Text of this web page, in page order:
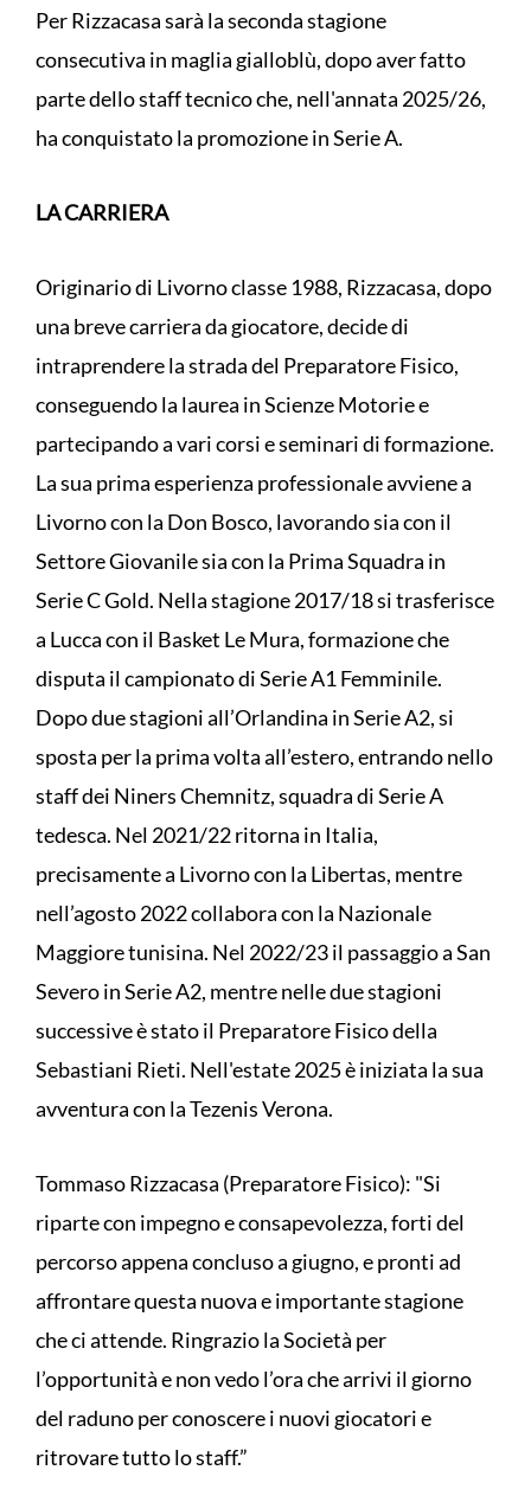
Per Rizzacasa sarà la seconda stagione
consecutiva in maglia gialloblù, dopo aver fatto
parte dello staff tecnico che, nell'annata 2025/26,
ha conquistato la promozione in Serie A.
LA CARRIERA
Originario di Livorno classe 1988, Rizzacasa, dopo
una breve carriera da giocatore, decide di
intraprendere la strada del Preparatore Fisico,
conseguendo la laurea in Scienze Motorie e
partecipando a vari corsi e seminari di formazione.
La sua prima esperienza professionale avviene a
Livorno con la Don Bosco, lavorando sia con il
Settore Giovanile sia con la Prima Squadra in
Serie C Gold. Nella stagione 2017/18 si trasferisce
a Lucca con il Basket Le Mura, formazione che
disputa il campionato di Serie A1 Femminile.
Dopo due stagioni all’Orlandina in Serie A2, si
sposta per la prima volta all’estero, entrando nello
staff dei Niners Chemnitz, squadra di Serie A
tedesca. Nel 2021/22 ritorna in Italia,
precisamente a Livorno con la Libertas, mentre
nell’agosto 2022 collabora con la Nazionale
Maggiore tunisina. Nel 2022/23 il passaggio a San
Severo in Serie A2, mentre nelle due stagioni
successive è stato il Preparatore Fisico della
Sebastiani Rieti. Nell'estate 2025 è iniziata la sua
avventura con la Tezenis Verona.
Tommaso Rizzacasa (Preparatore Fisico): "Si
riparte con impegno e consapevolezza, forti del
percorso appena concluso a giugno, e pronti ad
affrontare questa nuova e importante stagione
che ci attende. Ringrazio la Società per
l’opportunità e non vedo l’ora che arrivi il giorno
del raduno per conoscere i nuovi giocatori e
ritrovare tutto lo staff.”